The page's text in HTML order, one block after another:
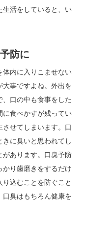
生活をしていると、い
防に
体内に入りこませない
大事ですよね。外出を
、口の中も食事をした
に食べかすが残ってい
せてしまいます。口
に臭いと思われてし
があります。口臭予防
かり歯磨きをするだけ
込むことを防ぐこと
臭はもちろん健康を